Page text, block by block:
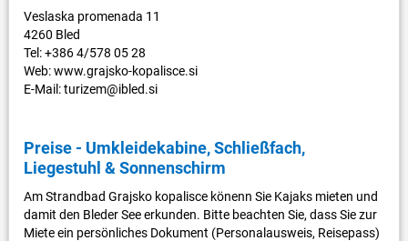
Veslaska promenada 11
4260 Bled
Tel: +386 4/578 05 28
Web: www.grajsko-kopalisce.si
E-Mail: turizem@ibled.si
Preise - Umkleidekabine, Schließfach,
Liegestuhl & Sonnenschirm
Am Strandbad Grajsko kopalisce könenn Sie Kajaks mieten und
damit den Bleder See erkunden. Bitte beachten Sie, dass Sie zur
Miete ein persönliches Dokument (Personalausweis, Reisepass)